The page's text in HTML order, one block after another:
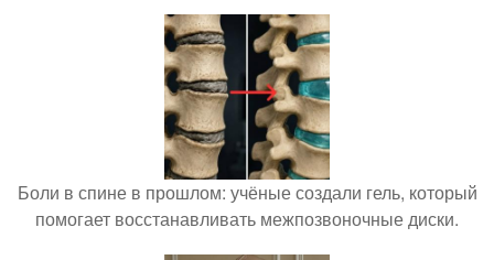
Боли в спине в прошлом: учёные создали гель, который
помогает восстанавливать межпозвоночные диски.